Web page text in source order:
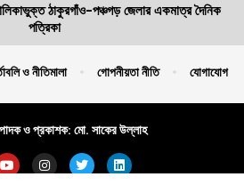
ঠাকুরগাঁও-পঞ্চগড় জেলার একমাত্র দৈনিক
পত্রিকা
ও নীতিমালা গোপনীয়তা নীতি যোগাযোগ
ও প্রকাশক: মো. সাকের উল্লাহ